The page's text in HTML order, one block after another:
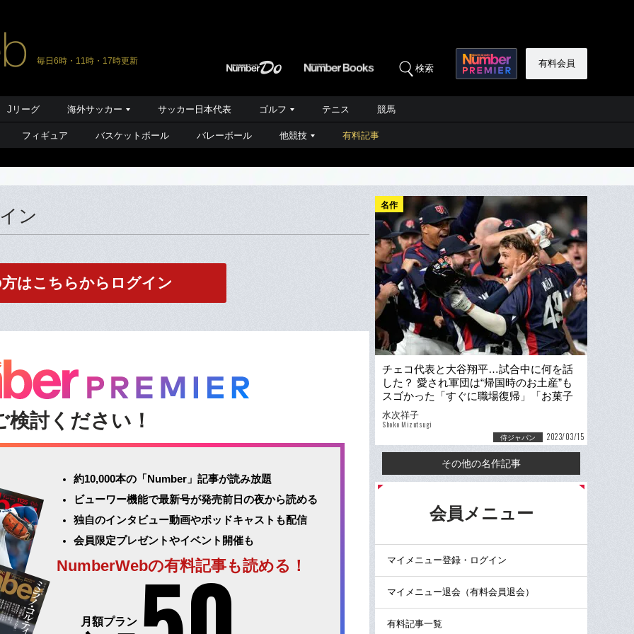
毎日6時・11時・17時更新
検索 有料会員
Jリーグ 海外サッカー サッカー日本代表 ゴルフ テニス 競馬
フィギュア バスケットボール バレーボール 他競技 有料記事
ン
はこちらからログイン
検討ください！
約10,000本の「Number」記事が読み放題
ビューワー機能で最新号が発売前日の夜から読める
独自のインタビュー動画やポッドキャストも配信
会員限定プレゼントやイベント開催も
NumberWebの有料記事も読める！
月額プラン
名作
チェコ代表と大谷翔平…試合中に何を話
した？ 愛され軍団は“帰国時のお土産”も
スゴかった「すぐに職場復帰」「お菓子
の試食なのに“こんにゃく”が…」
水次祥子
Shoko Mizutsugi
侍ジャパン 2023/03/15
その他の名作記事
会員メニュー
マイメニュー登録・ログイン
マイメニュー退会（有料会員退会）
有料記事一覧